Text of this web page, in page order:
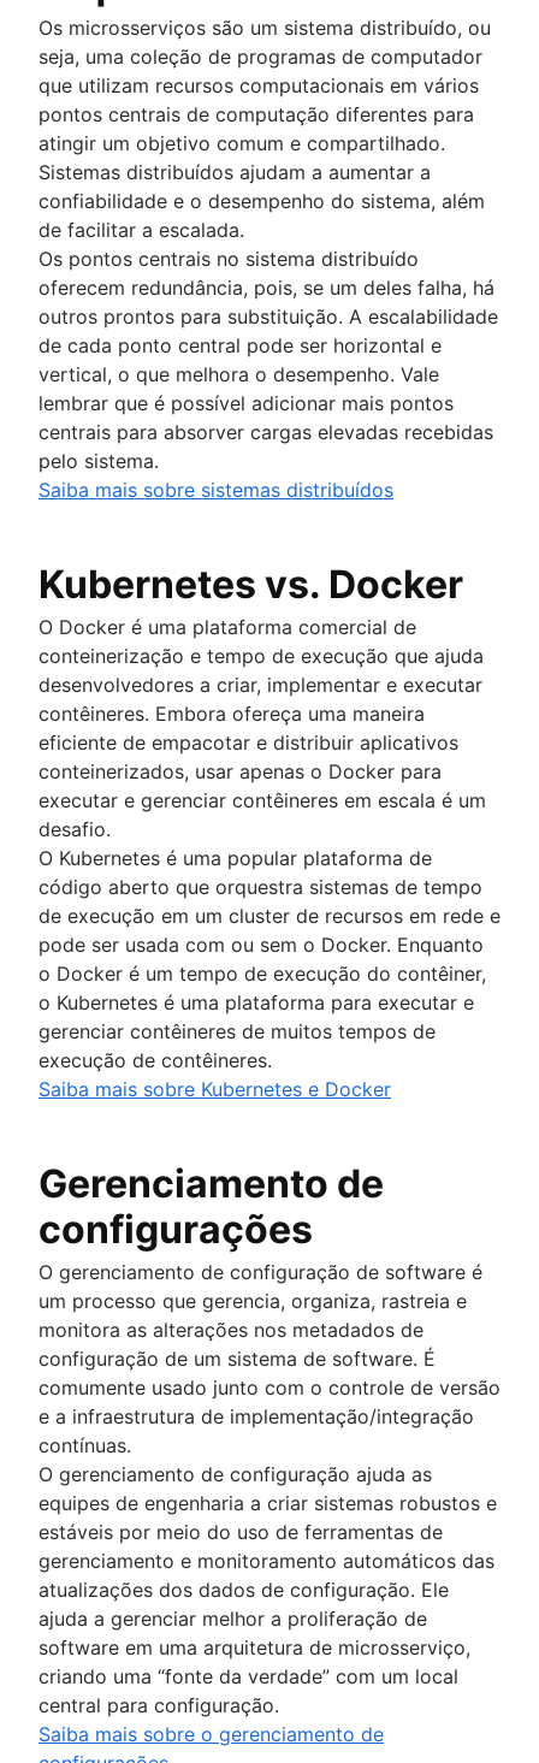
Os microsserviços são um sistema distribuído, ou
seja, uma coleção de programas de computador
que utilizam recursos computacionais em vários
pontos centrais de computação diferentes para
atingir um objetivo comum e compartilhado.
Sistemas distribuídos ajudam a aumentar a
confiabilidade e o desempenho do sistema, além
de facilitar a escalada.
Os pontos centrais no sistema distribuído
oferecem redundância, pois, se um deles falha, há
outros prontos para substituição. A escalabilidade
de cada ponto central pode ser horizontal e
vertical, o que melhora o desempenho. Vale
lembrar que é possível adicionar mais pontos
centrais para absorver cargas elevadas recebidas
pelo sistema.
Saiba mais sobre sistemas distribuídos
Kubernetes vs. Docker
O Docker é uma plataforma comercial de
conteinerização e tempo de execução que ajuda
desenvolvedores a criar, implementar e executar
contêineres. Embora ofereça uma maneira
eficiente de empacotar e distribuir aplicativos
conteinerizados, usar apenas o Docker para
executar e gerenciar contêineres em escala é um
desafio.
O Kubernetes é uma popular plataforma de
código aberto que orquestra sistemas de tempo
de execução em um cluster de recursos em rede e
pode ser usada com ou sem o Docker. Enquanto
o Docker é um tempo de execução do contêiner,
o Kubernetes é uma plataforma para executar e
gerenciar contêineres de muitos tempos de
execução de contêineres.
Saiba mais sobre Kubernetes e Docker
Gerenciamento de
configurações
O gerenciamento de configuração de software é
um processo que gerencia, organiza, rastreia e
monitora as alterações nos metadados de
configuração de um sistema de software. É
comumente usado junto com o controle de versão
e a infraestrutura de implementação/integração
contínuas.
O gerenciamento de configuração ajuda as
equipes de engenharia a criar sistemas robustos e
estáveis por meio do uso de ferramentas de
gerenciamento e monitoramento automáticos das
atualizações dos dados de configuração. Ele
ajuda a gerenciar melhor a proliferação de
software em uma arquitetura de microsserviço,
criando uma “fonte da verdade” com um local
central para configuração.
Saiba mais sobre o gerenciamento de